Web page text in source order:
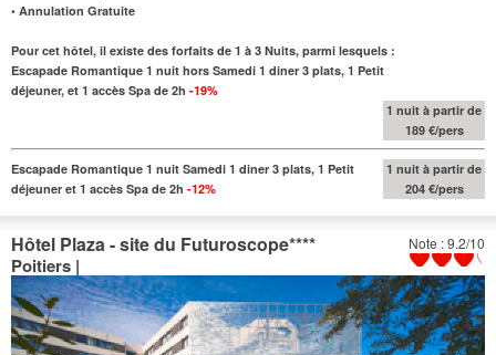
• Annulation Gratuite
Pour cet hôtel, il existe des forfaits de 1 à 3 Nuits, parmi lesquels :
Escapade Romantique 1 nuit hors Samedi 1 diner 3 plats, 1 Petit
déjeuner, et 1 accès Spa de 2h -19%
1 nuit à partir de
189 €/pers
Escapade Romantique 1 nuit Samedi 1 diner 3 plats, 1 Petit
déjeuner et 1 accès Spa de 2h -12%
1 nuit à partir de
204 €/pers
Note : 9.2/10
Hôtel Plaza - site du Futuroscope****
Poitiers |